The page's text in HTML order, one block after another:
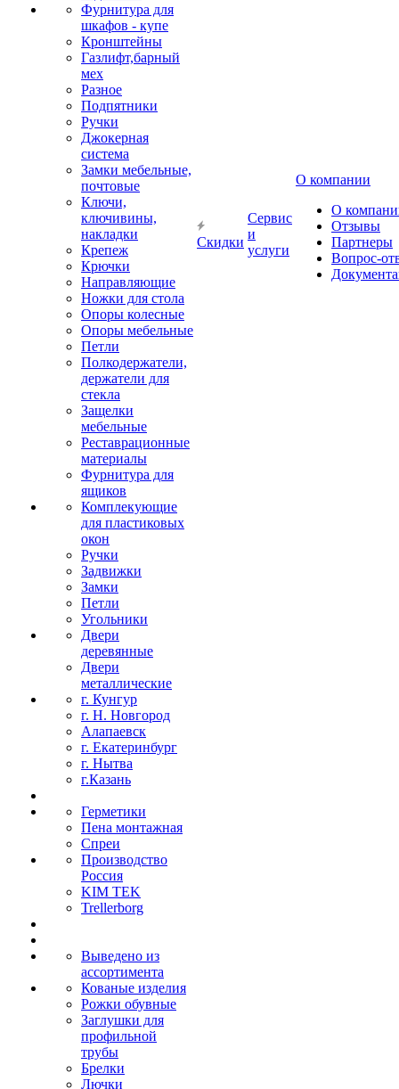
Фурнитура для
шкафов - купе
Кронштейны
Газлифт,барный
мех
Разное
Подпятники
Ручки
Джокерная
система
Замки мебельные,
почтовые
Ключи,
ключивины,
накладки
Крепеж
Крючки
Направляющие
Ножки для стола
Опоры колесные
Опоры мебельные
Петли
Полкодержатели,
держатели для
стекла
Защелки
мебельные
Реставрационные
материалы
Фурнитура для
ящиков
Комплекующие
для пластиковых
окон
Ручки
Задвижки
Замки
Петли
Угольники
Двери
деревянные
Двери
металлические
г. Кунгур
г. Н. Новгород
Алапаевск
г. Екатеринбург
г. Нытва
г.Казань
Герметики
Пена монтажная
Спреи
Производство
Россия
KIM TEK
Trellerborg
Выведено из
ассортимента
Кованые изделия
Рожки обувные
Заглушки для
профильной
трубы
Брелки
Лючки
Скидки
Сервис
и
услуги
О компании
О
Отзывы
Партнеры
Вопрос-